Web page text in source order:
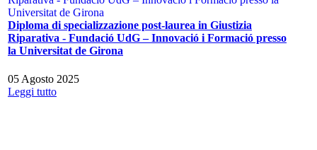
Diploma di specializzazione post-laurea in Giustizia
Riparativa - Fundació UdG – Innovació i Formació presso
la Universitat de Girona
05 Agosto 2025
Leggi tutto